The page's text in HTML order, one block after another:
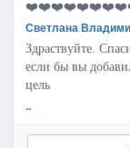
Светлана
Здраствуйте.
если бы вы
цель
..